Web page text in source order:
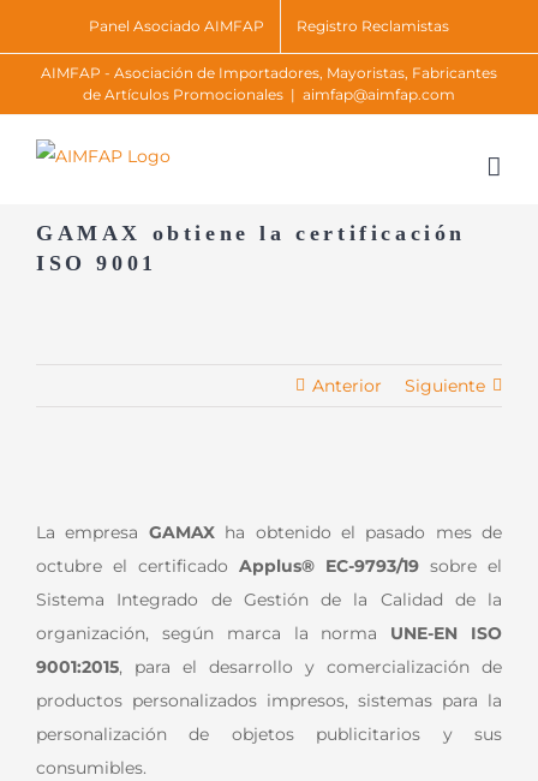
to
content
Panel Asociado AIMFAP Registro Reclamistas
AIMFAP - Asociación de Importadores, Mayoristas, Fabricantes
de Artículos Promocionales | aimfap@aimfap.com
GAMAX obtiene la certificación
ISO 9001
Anterior Siguiente
imagen
más
grande
La empresa GAMAXha obtenido el pasado mes de
octubre el certificado Applus® EC-9793/19 sobre el
Sistema Integrado de Gestión de la Calidad de la
organización, según marca la norma UNE-EN ISO
9001:2015, para el desarrollo y comercialización de
productos personalizados impresos, sistemas para la
personalización de objetos publicitarios y sus
consumibles.